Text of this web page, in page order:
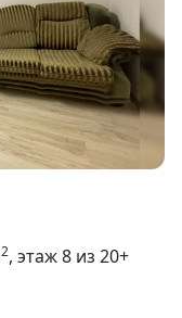
2, этаж 8 из 20+